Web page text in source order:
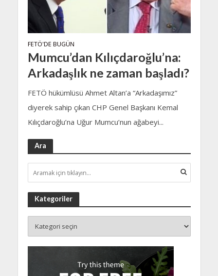
FETÖ'DE BUGÜN
Mumcu’dan Kılıçdaroğlu’na:
Arkadaşlık ne zaman başladı?
FETÖ hükümlüsü Ahmet Altan’a “Arkadaşımız”
diyerek sahip çıkan CHP Genel Başkanı Kemal
Kılıçdaroğlu’na Uğur Mumcu’nun ağabeyi...
Ara
Kategoriler